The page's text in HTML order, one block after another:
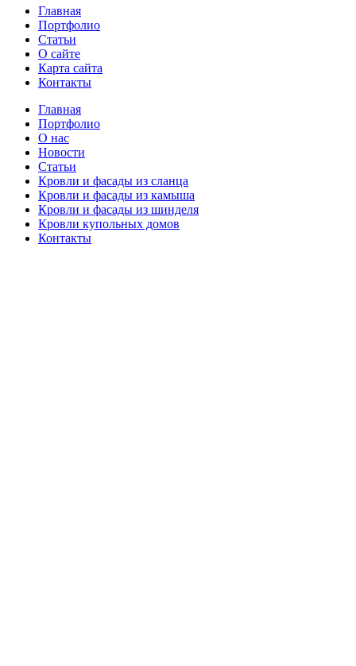
Главная
Портфолио
Статьи
О сайте
Карта сайта
Контакты
Главная
Портфолио
О нас
Новости
Статьи
Кровли и фасады из сланца
Кровли и фасады из камыша
Кровли и фасады из шинделя
Кровли купольных домов
Контакты